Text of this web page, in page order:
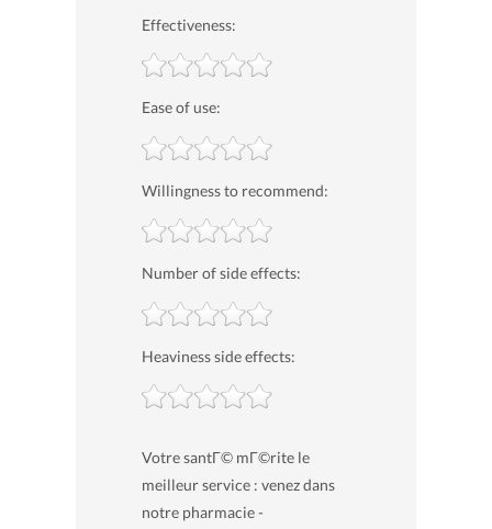
Effectiveness:
Ease of use:
Willingness to recommend:
Number of side effects:
Heaviness side effects:
Votre santГ© mГ©rite le
meilleur service : venez dans
notre pharmacie -